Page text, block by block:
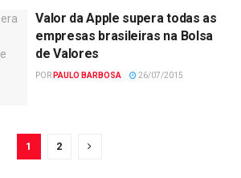
Valor da Apple supera todas as
empresas brasileiras na Bolsa
de Valores
POR PAULO BARBOSA 26/07/2015
1 2